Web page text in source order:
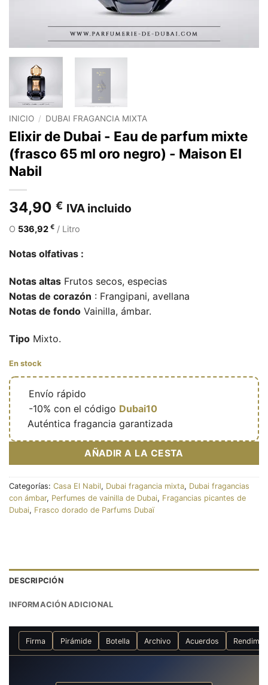
INICIO / DUBAI FRAGANCIA MIXTA
Elixir de Dubai - Eau de parfum mixte
(frasco 65 ml oro negro) - Maison El
Nabil
34,90 € IVA incluido
O 536,92 € / Litro
Notas olfativas :
Notas altas Frutos secos, especias
Notas de corazón : Frangipani, avellana
Notas de fondo Vainilla, ámbar.
Tipo Mixto.
En stock
Envío rápido
-10% con el código Dubai10
Auténtica fragancia garantizada
AÑADIR A LA CESTA
Categorías: Casa El Nabil, Dubai fragancia mixta, Dubai fragancias
con ámbar, Perfumes de vainilla de Dubai, Fragancias picantes de
Dubai, Frasco dorado de Parfums Dubaï
DESCRIPCIÓN
INFORMACIÓN ADICIONAL
Firma Pirámide Botella Archivo Acuerdos